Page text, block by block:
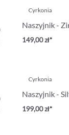
Cyrkonia
Naszyjnik -
149,00 zł*
Cyrkonia
Naszyjnik -
199,00 zł*